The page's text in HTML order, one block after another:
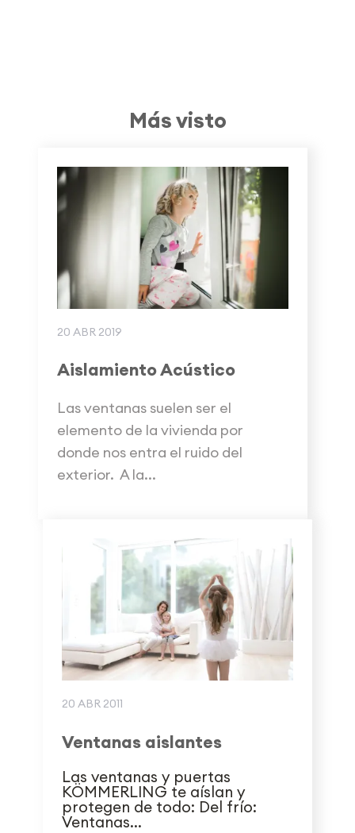
Más visto
20 ABR 2019
Aislamiento Acústico
Las ventanas suelen ser el
elemento de la vivienda por
donde nos entra el ruido del
exterior. A la...
20 ABR 2011
Ventanas aislantes
Las ventanas y puertas
KÖMMERLING te aíslan y
protegen de todo: Del frío:
Ventanas...